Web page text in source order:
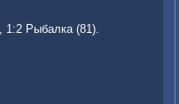
1:2 Рыбалка (81).